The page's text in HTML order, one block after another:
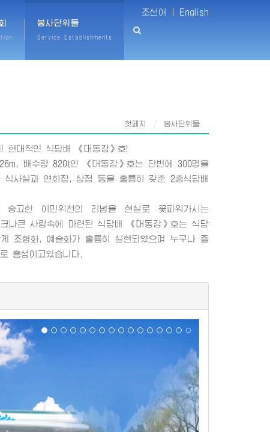
조선어 | English
봉사단위들
Service Establishments
첫페지 봉사단위들
대적인 식당배 《대동강》호!
배수량 820t인 《대동강》호는 단번에 300명을
식사실과 연회장, 상점 등을 훌륭히 갖춘 2층식당배
숭고한 이민위천의 리념을 현실로 꽃피워가시는
나큰 사랑속에 마련된 식당배 《대동강》호는 식당
조형화, 예술화가 훌륭히 실현되였으며 누구나 즐
흥성이고있습니다.